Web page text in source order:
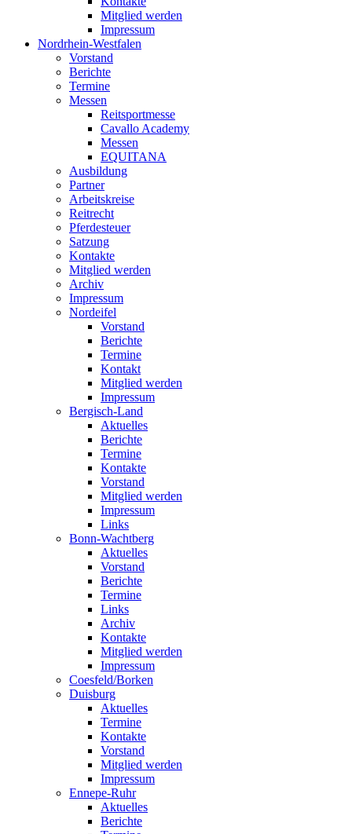
Mitglied werden
Impressum
Nordrhein-Westfalen
Vorstand
Berichte
Termine
Messen
Reitsportmesse
Cavallo Academy
Messen
EQUITANA
Ausbildung
Partner
Arbeitskreise
Reitrecht
Pferdesteuer
Satzung
Kontakte
Mitglied werden
Archiv
Impressum
Nordeifel
Vorstand
Berichte
Termine
Kontakt
Mitglied werden
Impressum
Bergisch-Land
Aktuelles
Berichte
Termine
Kontakte
Vorstand
Mitglied werden
Impressum
Links
Bonn-Wachtberg
Aktuelles
Vorstand
Berichte
Termine
Links
Archiv
Kontakte
Mitglied werden
Impressum
Coesfeld/Borken
Duisburg
Aktuelles
Termine
Kontakte
Vorstand
Mitglied werden
Impressum
Ennepe-Ruhr
Aktuelles
Berichte